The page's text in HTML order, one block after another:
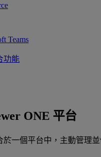
Teams
功能
ONE 平台
於一個平台中，主動管理